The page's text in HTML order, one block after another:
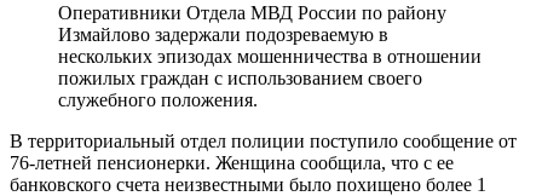
Оперативники Отдела МВД России по району
Измайлово задержали подозреваемую в
нескольких эпизодах мошенничества в отношении
пожилых граждан с использованием своего
служебного положения.
В территориальный отдел полиции поступило сообщение от
76-летней пенсионерки. Женщина сообщила, что с ее
банковского счета неизвестными было похищено более 1